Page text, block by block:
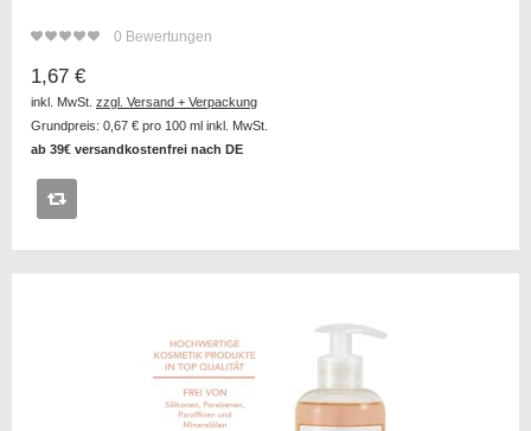
0 Bewertungen
1,67 €
inkl. MwSt. zzgl. Versand + Verpackung
Grundpreis: 0,67 € pro 100 ml inkl. MwSt.
ab 39€ versandkostenfrei nach DE